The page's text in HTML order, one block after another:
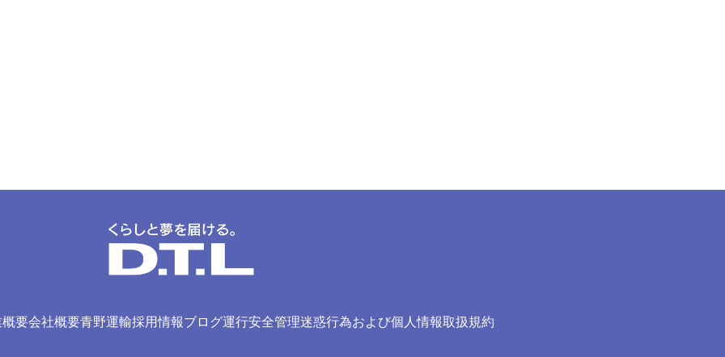
要会社概要青野運輸採用情報ブログ運行安全管理迷惑行為および個人情報取扱規約